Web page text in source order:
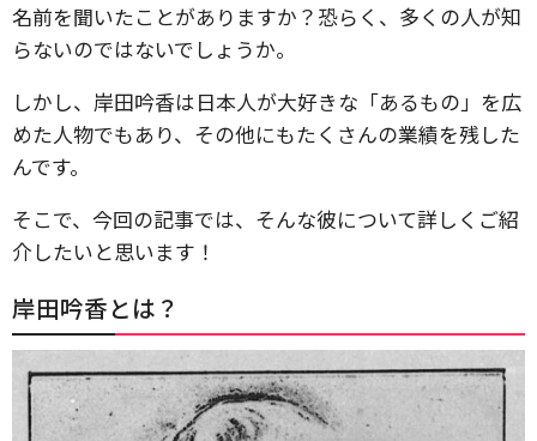
名前を聞いたことがありますか？恐らく、多くの人が知
らないのではないでしょうか。
しかし、岸田吟香は日本人が大好きな「あるもの」を広
めた人物でもあり、その他にもたくさんの業績を残した
んです。
そこで、今回の記事では、そんな彼について詳しくご紹
介したいと思います！
岸田吟香とは？